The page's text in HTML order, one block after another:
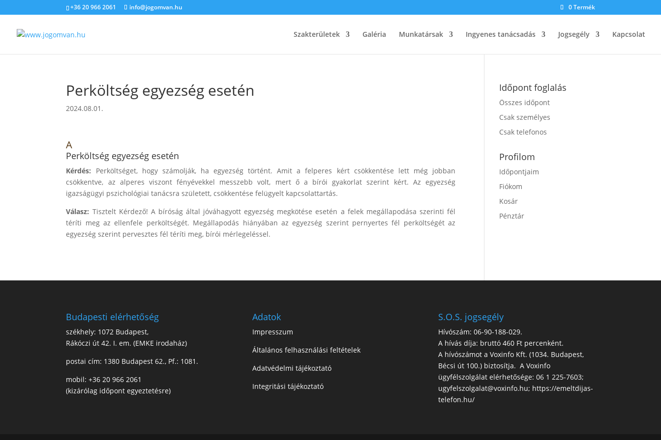
+36 20 966 2061 info@jogomvan.hu 0 Termék
Szakterületek Galéria Munkatársak Ingyenes tanácsadás Jogsegély Kapcsolat
Perköltség egyezség esetén
2024.08.01.
A
Perköltség egyezség esetén
Kérdés: Perköltséget, hogy számolják, ha egyezség történt. Amit a felperes kért csökkentése lett még jobban
csökkentve, az alperes viszont fényévekkel messzebb volt, mert ő a bírói gyakorlat szerint kért. Az egyezség
igazságügyi pszichológiai tanácsra született, csökkentése felügyelt kapcsolattartás.
Válasz: Tisztelt Kérdező! A bíróság által jóváhagyott egyezség megkötése esetén a felek megállapodása szerinti fél
téríti meg az ellenfele perköltségét. Megállapodás hiányában az egyezség szerint pernyertes fél perköltségét az
egyezség szerint pervesztes fél téríti meg, bírói mérlegeléssel.
Időpont foglalás
Összes időpont
Csak személyes
Csak telefonos
Profilom
Időpontjaim
Fiókom
Kosár
Pénztár
Budapesti elérhetőség
székhely: 1072 Budapest,
Rákóczi út 42. I. em. (EMKE irodaház)
postai cím: 1380 Budapest 62., Pf.: 1081.
mobil: +36 20 966 2061
(kizárólag időpont egyeztetésre)
Adatok
Impresszum
Általános felhasználási feltételek
Adatvédelmi tájékoztató
Integritási tájékoztató
S.O.S. jogsegély
Hívószám: 06-90-188-029.
A hívás díja: bruttó 460 Ft percenként.
A hívószámot a Voxinfo Kft. (1034. Budapest,
Bécsi út 100.) biztosítja. A Voxinfo
ügyfélszolgálat elérhetősége: 06 1 225-7603;
ugyfelszolgalat@voxinfo.hu; https://emeltdijas-
telefon.hu/